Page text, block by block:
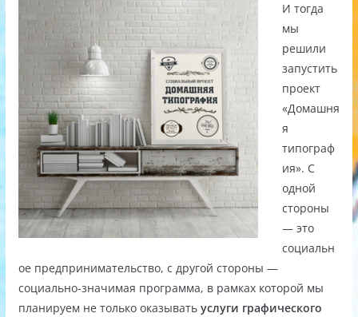
И тогда
мы
решили
запустить
проект
«Домашня
я
типограф
ия». С
одной
стороны
— это
социальн
ое предпринимательство, с другой стороны —
социально-значимая программа, в рамках которой мы
планируем не только оказывать услуги графического